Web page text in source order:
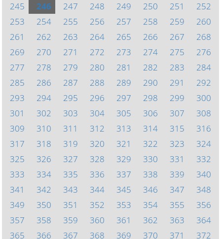
245
246 247 248 249 250 251
252
253
254 255 256 257 258 259
260
261
262 263 264 265 266 267
268
269
270 271 272 273 274 275
276
277
278 279 280 281 282 283
284
285
286 287 288 289 290 291
292
293
294 295 296 297 298 299
300
301
302 303 304 305 306 307
308
309
310 311 312 313 314 315
316
317
318 319 320 321 322 323
324
325
326 327 328 329 330 331
332
333
334 335 336 337 338 339
340
341
342 343 344 345 346 347
348
349
350 351 352 353 354 355
356
357
358 359 360 361 362 363
364
365
366 367 368 369 370 371 372